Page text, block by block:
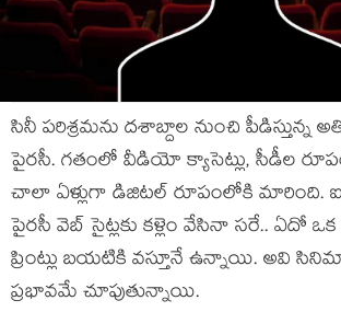
సినీ పరిశ్రమను దశాబ్దాల నుంచి పీడిస్తున్న
పైరసీ. గతంలో వీడియో క్యాసెట్లు, సీడీల
చాలా ఏళ్లుగా డిజిటల్ రూపంలోకి మారింది.
పైరసీ వెబ్ సైట్లకు కళ్లెం వేసినా సరే.. ఏదో
ప్రింట్లు బయటికి వస్తూనే ఉన్నాయి. అవి సినిమా
ప్రభావమే చూపుతున్నాయి.